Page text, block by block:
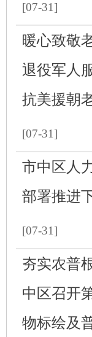
[07-31]
暖心致敬
退役军人
抗美援朝
[07-31]
市中区人
部署推进
[07-31]
夯实农普
中区召开
物标绘及